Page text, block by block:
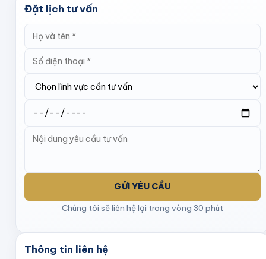
Đặt lịch tư vấn
GỬI YÊU CẦU
Chúng tôi sẽ liên hệ lại trong vòng 30 phút
Thông tin liên hệ